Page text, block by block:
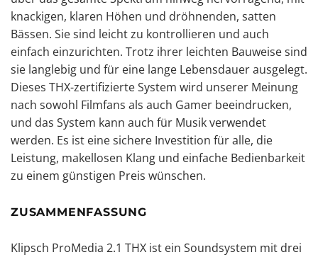
knackigen, klaren Höhen und dröhnenden, satten
Bässen. Sie sind leicht zu kontrollieren und auch
einfach einzurichten. Trotz ihrer leichten Bauweise sind
sie langlebig und für eine lange Lebensdauer ausgelegt.
Dieses THX-zertifizierte System wird unserer Meinung
nach sowohl Filmfans als auch Gamer beeindrucken,
und das System kann auch für Musik verwendet
werden. Es ist eine sichere Investition für alle, die
Leistung, makellosen Klang und einfache Bedienbarkeit
zu einem günstigen Preis wünschen.
ZUSAMMENFASSUNG
Klipsch ProMedia 2.1 THX ist ein Soundsystem mit drei